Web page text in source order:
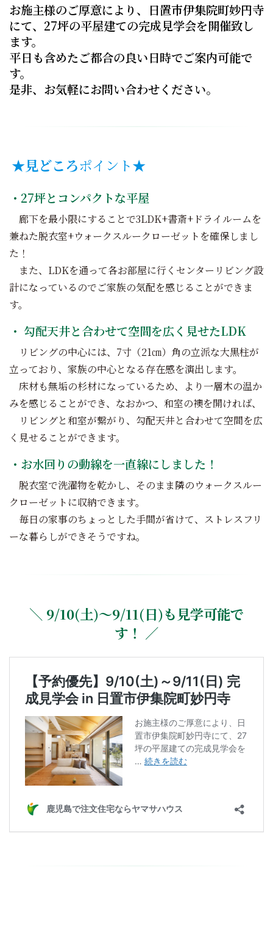
お施主様のご厚意により、日置市伊集院町妙円寺
にて、27坪の平屋建ての完成見学会を開催致し
ます。
平日も含めたご都合の良い日時でご案内可能で
す。
是非、お気軽にお問い合わせください。
★見どころポイント★
・27坪とコンパクトな平屋
廊下を最小限にすることで3LDK+書斎+ドライルームを
兼ねた脱衣室+ウォークスルークローゼットを確保しまし
た！
また、LDKを通って各お部屋に行くセンターリビング設
計になっているのでご家族の気配を感じることができま
す。
・ 勾配天井と合わせて空間を広く見せたLDK
リビングの中心には、7寸（21㎝）角の立派な大黒柱が
立っており、家族の中心となる存在感を演出します。
床材も無垢の杉材になっているため、より一層木の温か
みを感じることができ、なおかつ、和室の襖を開ければ、
リビングと和室が繋がり、勾配天井と合わせて空間を広
く見せることができます。
・お水回りの動線を一直線にしました！
脱衣室で洗濯物を乾かし、そのまま隣のウォークスルー
クローゼットに収納できます。
毎日の家事のちょっとした手間が省けて、ストレスフリ
ーな暮らしができそうですね。
＼ 9/10(土)～9/11(日)も見学可能で
す！ ／